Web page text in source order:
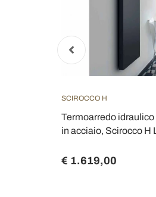
SCIROCCO H
Termoarredo
in acciaio, Scirocco H
€ 1.619,00